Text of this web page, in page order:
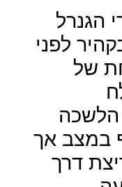
הגנרל
לפני
של
הלשכה
במצב אך
דרך